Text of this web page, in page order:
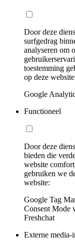
Door deze
surfgedrag
analyseren om
toestemming
op deze
Google
Functioneel
Door deze
bieden die
website
gebruiken we
website:
Google Tag
Consent Mode
Freshchat
Externe media-